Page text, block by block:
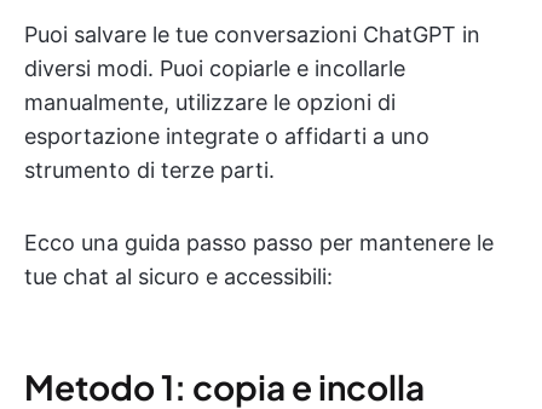
Puoi salvare le tue conversazioni ChatGPT in
diversi modi. Puoi copiarle e incollarle
manualmente, utilizzare le opzioni di
esportazione integrate o affidarti a uno
strumento di terze parti.
Ecco una guida passo passo per mantenere le
tue chat al sicuro e accessibili:
Metodo 1: copia e incolla